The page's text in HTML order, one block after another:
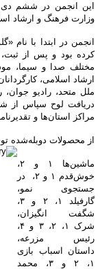
وزارت فرهنگ و ارشاد
انجمن در ابتدا با نام
کرده بود و پس از
مختلف صدا و سیما،
ارشاد اسلامی،
ملل متحد، رادیو
مراکز استان‌ها و
از محصولات دوبله‌شده
ماشین‌ها ۱ و ۲،
خوش‌قدم ۱ و ۲، در
جستجوی نمو،
گارفیلد ۱، ۲ و ۳،
شگفت انگیزان،
شرک ۱، ۲، ۳ و ۴،
رئیس مزرعه،
داستان اسباب بازی
۱، ۲ و ۳، محمد